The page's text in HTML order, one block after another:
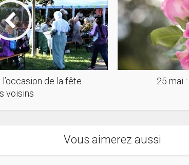
l’occasion de la fête
voisins
25 mai
Vous aimerez aussi